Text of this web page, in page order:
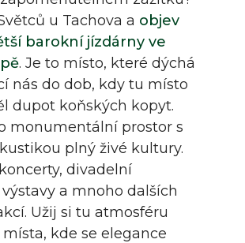
u Tachova a objev
barokní jízdárny ve
. Je to místo, které dýchá
nás do dob, kdy tu místo
dupot koňských kopyt.
monumentální prostor s
plný živé kultury.
divadelní
a mnoho dalších
Užij si tu atmosféru
kde se elegance